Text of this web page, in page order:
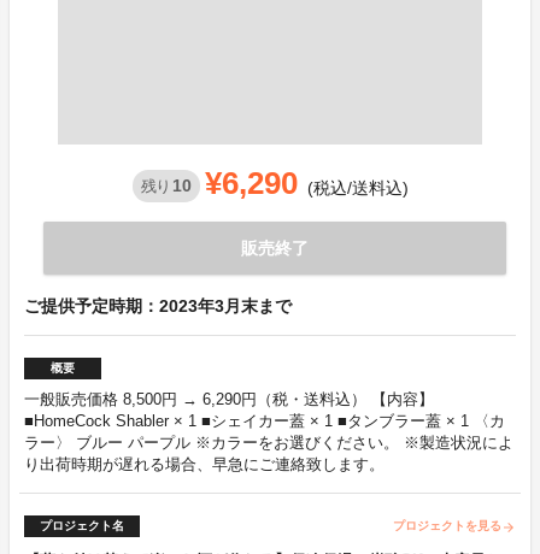
残り 10 ¥6,290 (税込/送料込)
販売終了
ご提供予定時期：2023年3月末まで
概要
一般販売価格 8,500円 → 6,290円（税・送料込） 【内容】
■HomeCock Shabler × 1 ■シェイカー蓋 × 1 ■タンブラー蓋 × 1 〈カ
ラー〉 ブルー パープル ※カラーをお選びください。 ※製造状況によ
り出荷時期が遅れる場合、早急にご連絡致します。
プロジェクト名 プロジェクトを見る arrow_forward